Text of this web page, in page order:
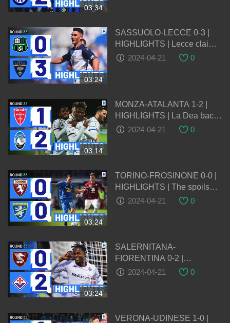
03:34
03:24
SASSUOLO-LECCE 0-3 |
HIGHLIGHTS | Lecce claim
thumping away win! | Serie A
2024-04-21 0
03:14
MONZA-ATALANTA 1-2 |
HIGHLIGHTS | La Dea back
to winning ways | Serie A
2024-04-21 0
03:24
TORINO-FROSINONE 0-0 |
HIGHLIGHTS | The spoils
are shared at the Grande
2024-04-21 0
03:24
SALERNITANA-
FIORENTINA 0-2 |
HIGHLIGHTS | La Viola
2024-04-21 0
VERONA-UDINESE 1-0 |